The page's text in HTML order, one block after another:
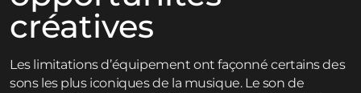
créatives
Les limitations d’équipement ont façonné certains des
sons les plus iconiques de la musique. Le son de